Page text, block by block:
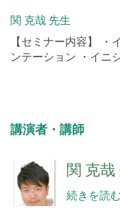
関 克哉 先生
【セミナー内容】
ンテーション ・イニ
講演者・講師
関 克哉
続きを読む